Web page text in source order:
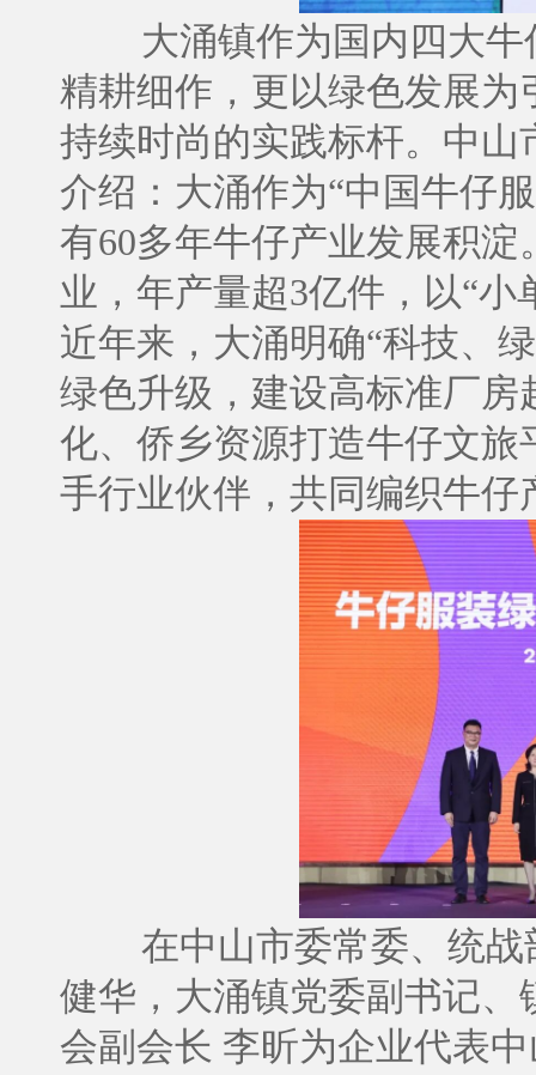
大涌镇作为国内四大
精耕细作，更以绿色发展
持续时尚的实践标杆。中
介绍：大涌作为“中国牛仔
有60多年牛仔产业发展积
业，年产量超3亿件，以“
近年来，大涌明确“科技、
绿色升级，建设高标准厂房
化、侨乡资源打造牛仔文
手行业伙伴，共同编织牛仔
在中山市委常委、统
健华，大涌镇党委副书记
会副会长 李昕为企业代表